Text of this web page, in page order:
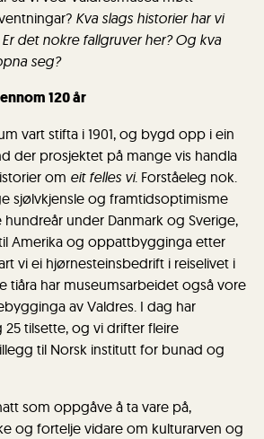
Kva slags historier har vi
det nokre fallgruver her? Og kva
seg?
120 år
vart stifta i 1901, og bygd opp i ein
der prosjektet på mange vis handla
om eit felles vi. Forståeleg nok.
sjølvkjensle og framtidsoptimisme
under Danmark og Sverige,
Amerika og oppattbygginga etter
vi ei hjørnesteinsbedrift i reiselivet i
tiåra har museumsarbeidet også vore
av Valdres. I dag har
tilsette, og vi drifter flei re
til Norsk institutt for bunad og
som oppgåve å ta vare på,
og fortelje vidare om kulturarven og